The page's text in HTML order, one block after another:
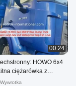
00:24
HOWO 6x4
ciężarówka z
skrzynką